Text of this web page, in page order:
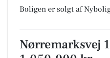
Boligen er solgt af
Nørremarksvej